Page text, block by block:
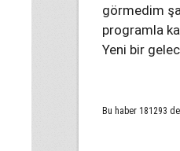
görmedim
programla
Yeni bir
Bu haber 181293